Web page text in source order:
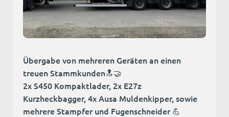
Übergabe von mehreren Geräten an einen
treuen Stammkunden🔝🤝
2x S450 Kompaktlader, 2x E27z
Kurzheckbagger, 4x Ausa Muldenkipper, sowie
mehrere Stampfer und Fugenschneider 💪